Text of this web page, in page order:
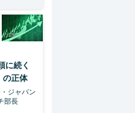
に続く
の正体
ジャパン
部長